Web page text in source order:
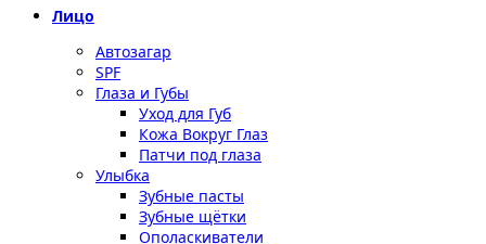
Лицо
Автозагар
SPF
Глаза и Губы
Уход для Губ
Кожа Вокруг Глаз
Патчи под глаза
Улыбка
Зубные пасты
Зубные щётки
Ополаскиватели